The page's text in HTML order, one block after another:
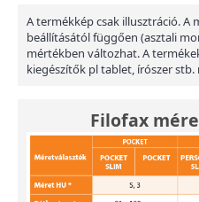
A termékkép csak illusztráció. A
beállításától függően (asztali
mértékben változhat. A
kiegészítők pl tablet, írószer stb.
Filofax